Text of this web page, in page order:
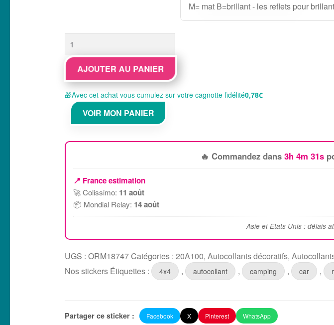
M= mat B=brillant - les reflets pour
de
Sticker
Autocollant
paysage
offroad
camping
car
montagne
AJOUTER AU PANIER
🎁Avec cet achat vous cumulez sur votre cagnotte fidélité0,78€
VOIR MON PANIER
🔥 Commandez dans 3h 4m 30s
📍 France estimation
🚀 Colissimo: 11 août
📦 Mondial Relay: 14 août
Asie et Etats Unis : délais
UGS :ORM18747Catégories :20A100,Autocollants décoratifs,
Nos stickers Étiquettes : 4x4 , autocollant , camping , car ,
Partager ce sticker : Facebook X Pinterest WhatsApp